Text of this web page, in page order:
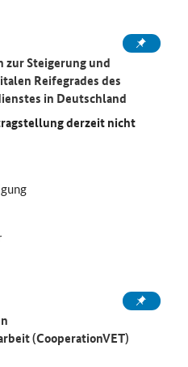
zur Steigerung und
Reifegrades des
in Deutschland
derzeit nicht
(CooperationVET)